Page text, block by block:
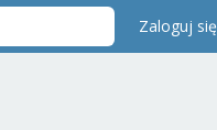
Zaloguj się